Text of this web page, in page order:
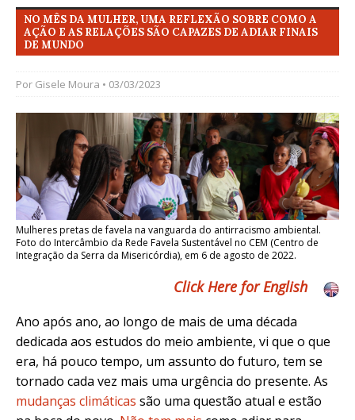
NO MÊS DA MULHER, UMA REFLEXÃO SOBRE COMO A
AÇÃO E AS RELAÇÕES SÃO CAPAZES DE ADIAR FINAIS
DE MUNDO
Por Gisele Moura • 03/03/2023
Mulheres pretas de favela na vanguarda do antirracismo ambiental.
Foto do Intercâmbio da Rede Favela Sustentável no CEM (Centro de
Integração da Serra da Misericórdia), em 6 de agosto de 2022.
Click Here for English
Ano após ano, ao longo de mais de uma década
dedicada aos estudos do meio ambiente, vi que o que
era, há pouco tempo, um assunto do futuro, tem se
tornado cada vez mais uma urgência do presente. As
mudanças climáticas são uma questão atual e estão